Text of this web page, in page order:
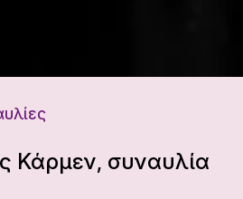
Κάρμεν, συναυλία